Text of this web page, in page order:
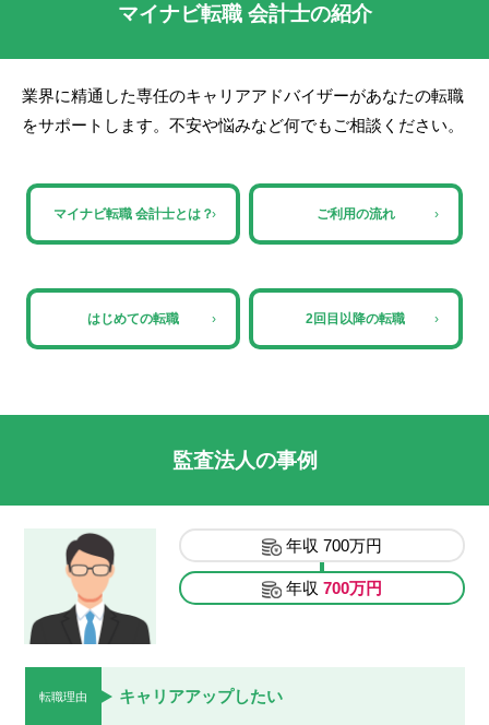
マイナビ転職 会計士の紹介
業界に精通した専任のキャリアアドバイザーがあなたの転職
をサポートします。不安や悩みなど何でもご相談ください。
マイナビ転職 会計士とは？› ご利用の流れ ›
はじめての転職 › 2回目以降の転職 ›
監査法人の事例
年収700万円
年収700万円
転職理由 キャリアアップしたい